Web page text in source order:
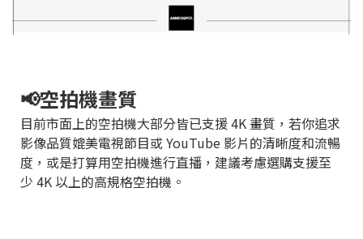
📢空拍機畫質
目前市面上的空拍機大部分皆已支援 4K 畫質，若你追求
影像品質媲美電視節目或 YouTube 影片的清晰度和流暢
度，或是打算用空拍機進行直播，建議考慮選購支援至
少 4K 以上的高規格空拍機。